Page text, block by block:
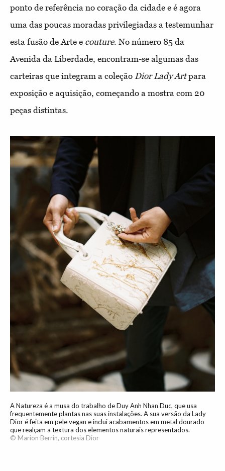
ponto de referência no coração da cidade e é agora
uma das poucas moradas privilegiadas a testemunhar
esta fusão de Arte e couture. No número 85 da
Avenida da Liberdade, encontram-se algumas das
carteiras que integram a coleção Dior Lady Artpara
exposição e aquisição, começando a mostra com 20
peças distintas.
A Natureza é a musa do trabalho de Duy Anh Nhan Duc, que usa
frequentemente plantas nas suas instalações. A sua versão da Lady
Dior é feita em pele vegan e inclui acabamentos em metal dourado
que realçam a textura dos elementos naturais representados.
© Marion Berrin, cortesia Dior